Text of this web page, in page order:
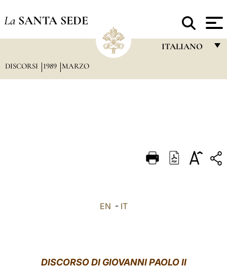
La SANTA SEDE
ITALIANO
DEUTSCH
DISCORSI 1989 MARZO
EN - IT
DISCORSO DI GIOVANNI PAOLO II